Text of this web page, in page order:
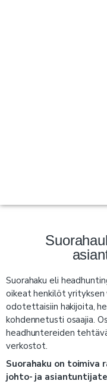
Suorahaku eli
oikeat henkilöt yrityksen
odotettaisiin hakijoita,
kohdennetusti osaajia.
headhuntereiden
verkostot.
Suorahaku on toimiva
johto- ja